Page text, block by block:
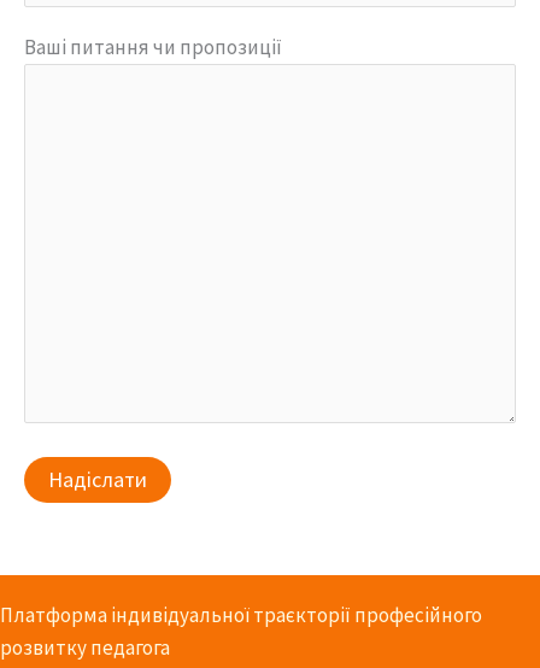
Ваші питання чи пропозиції
Платформа індивідуальної траєкторії професійного
розвитку педагога